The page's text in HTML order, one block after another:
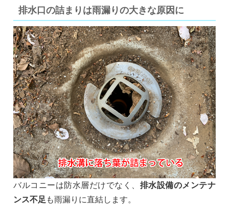
排水口の詰まりは雨漏りの大きな原因に
バルコニーは防水層だけでなく、 排水設備のメンテナ
ンス不足 も雨漏りに直結します。